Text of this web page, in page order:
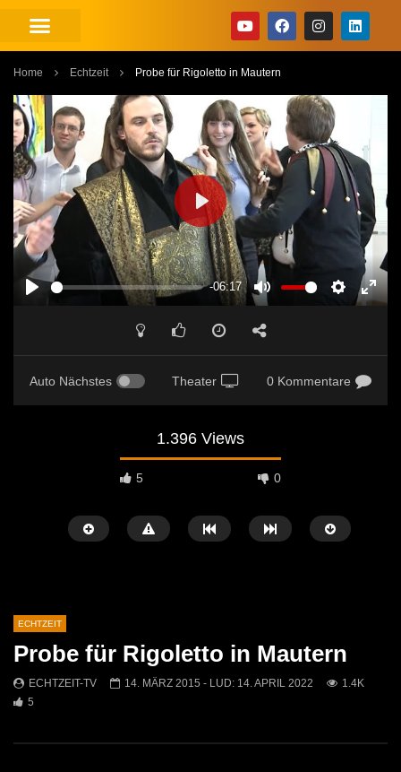
Home Echtzeit Probe für Rigoletto in Mautern
PLAY
-06:17
MUTE SETTINGS
PLAY
Auto Nächstes Theater 0 Kommentare
1.396 Views
5 0
„Spirituelle Reise“ Vocalensemble
ECHTZEIT-TV
18. NOVEMBER 2024
ECHTZEIT-TV
12.
ECHTZEIT
Probe für Rigoletto in Mautern
ECHTZEIT-TV 14. MÄRZ 2015 - LUD: 14. APRIL 2022
1.4K
5